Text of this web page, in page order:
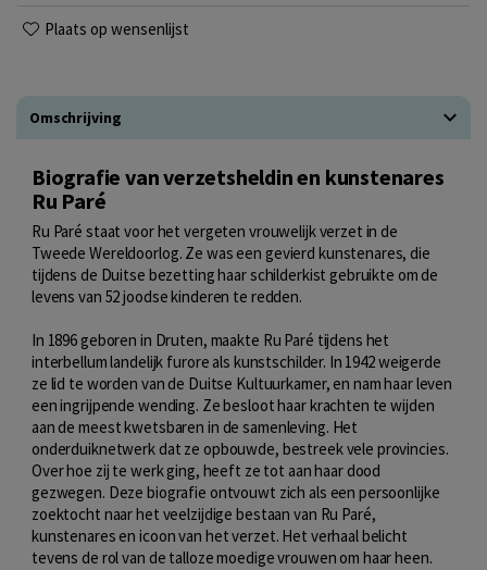
Plaats op wensenlijst
Omschrijving
Biografie van verzetsheldin en kunstenares
Ru Paré
Ru Paré staat voor het vergeten vrouwelijk verzet in de
Tweede Wereldoorlog. Ze was een gevierd kunstenares, die
tijdens de Duitse bezetting haar schilderkist gebruikte om de
levens van 52 joodse kinderen te redden.
In 1896 geboren in Druten, maakte Ru Paré tijdens het
interbellum landelijk furore als kunstschilder. In 1942 weigerde
ze lid te worden van de Duitse Kultuurkamer, en nam haar leven
een ingrijpende wending. Ze besloot haar krachten te wijden
aan de meest kwetsbaren in de samenleving. Het
onderduiknetwerk dat ze opbouwde, bestreek vele provincies.
Over hoe zij te werk ging, heeft ze tot aan haar dood
gezwegen. Deze biografie ontvouwt zich als een persoonlijke
zoektocht naar het veelzijdige bestaan van Ru Paré,
kunstenares en icoon van het verzet. Het verhaal belicht
tevens de rol van de talloze moedige vrouwen om haar heen.